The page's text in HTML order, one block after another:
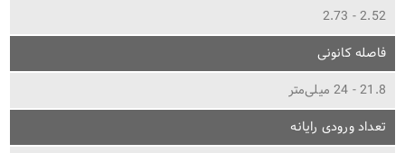
2.52 - 2.73
فاصله کانونی
21.8 - 24 میلی‌متر
تعداد ورودی رایانه